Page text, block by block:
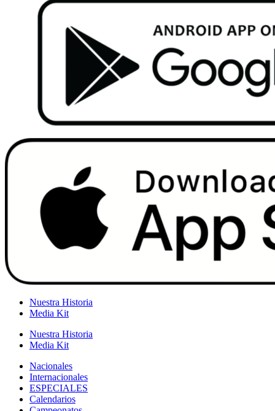
Nuestra Historia
Media Kit
Nuestra Historia
Media Kit
Nacionales
Internacionales
ESPECIALES
Calendarios